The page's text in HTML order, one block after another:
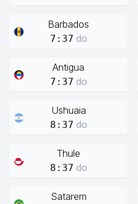
Barbados
7:37 do
Antigua
7:37 do
Ushuaia
8:37 do
Thule
8:37 do
Satarem